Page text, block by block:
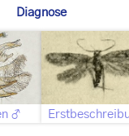
Diagnose
♂